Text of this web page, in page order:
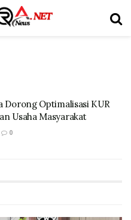
Dorong Optimalisasi KUR
Usaha Masyarakat
0